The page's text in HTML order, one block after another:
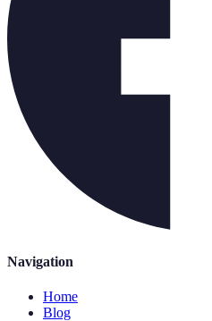
Navigation
Home
Blog